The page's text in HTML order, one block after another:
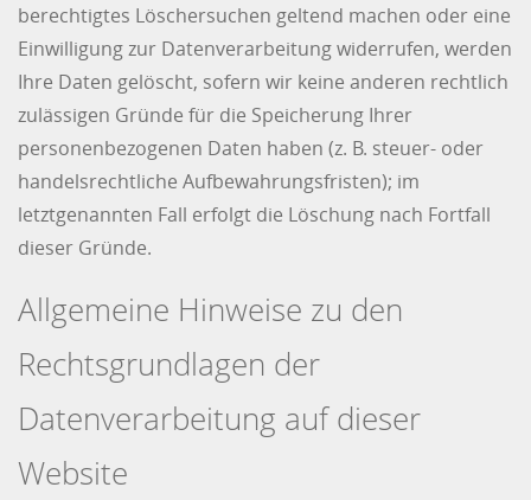
berechtigtes Löschersuchen geltend machen oder eine
Einwilligung zur Datenverarbeitung widerrufen, werden
Ihre Daten gelöscht, sofern wir keine anderen rechtlich
zulässigen Gründe für die Speicherung Ihrer
personenbezogenen Daten haben (z. B. steuer- oder
handelsrechtliche Aufbewahrungsfristen); im
letztgenannten Fall erfolgt die Löschung nach Fortfall
dieser Gründe.
Allgemeine Hinweise zu den
Rechtsgrundlagen der
Datenverarbeitung auf dieser
Website